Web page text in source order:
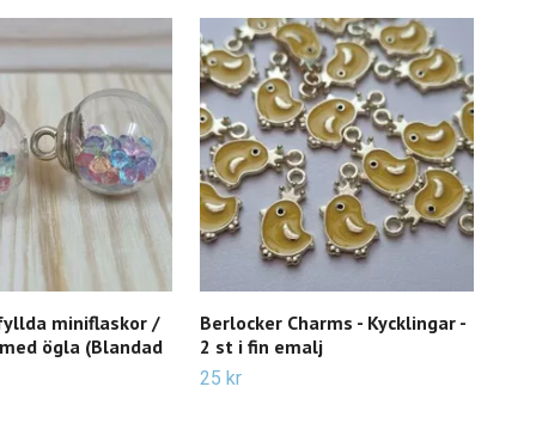
miniflaskor /
ögla (Blandad
Berlocker Charms - Kycklingar -
2 st i fin emalj
25 kr